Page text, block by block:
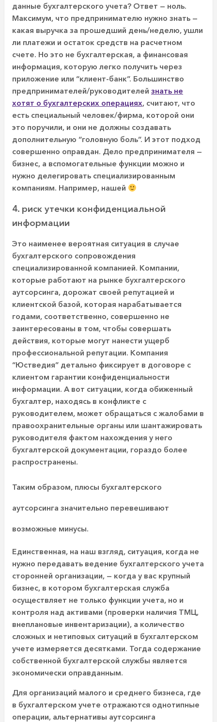
данные бухгалтерского учета? Ответ — ноль.
Максимум, что предпринимателю нужно знать —
какая выручка за прошедший день/неделю, ушли
ли платежи и остаток средств на расчетном
счете. Но это не бухгалтерская, а финансовая
информация, которую легко получить через
приложение или “клиент-банк”. Большинство
предпринимателей/руководителей знать не
хотят о бухгалтерских операциях, считают, что
есть специальный человек/фирма, которой они
это поручили, и они не должны создавать
дополнительную “головную боль”. И этот подход
совершенно оправдан. Дело предпринимателя —
бизнес, а вспомогательные функции можно и
нужно делегировать специализированным
компаниям. Например, нашей
4. риск утечки конфиденциальной
информации
Это наименее вероятная ситуация в случае
бухгалтерского сопровождения
специализированной компанией. Компании,
которые работают на рынке бухгалтерского
аутсорсинга, дорожат своей репутацией и
клиентской базой, которая нарабатывается
годами, соответственно, совершенно не
заинтересованы в том, чтобы совершать
действия, которые могут нанести ущерб
профессиональной репутации. Компания
“Юстведия” детально фиксирует в договоре с
клиентом гарантии конфиденциальности
информации. А вот ситуации, когда обиженный
бухгалтер, находясь в конфликте с
руководителем, может обращаться с жалобами в
правоохранительные органы или шантажировать
руководителя фактом нахождения у него
бухгалтерской документации, гораздо более
распространены.
Таким образом, плюсы бухгалтерского
аутсорсинга значительно перевешивают
возможные минусы.
Единственная, на наш взгляд, ситуация, когда не
нужно передавать ведение бухгалтерского учета
сторонней организации, — когда у вас крупный
бизнес, в котором бухгалтерская служба
осуществляет не только функции учета, но и
контроля над активами (проверки наличия ТМЦ,
внеплановые инвентаризации), а количество
сложных и нетиповых ситуаций в бухгалтерском
учете измеряется десятками. Тогда содержание
собственной бухгалтерской службы является
экономически оправданным.
Для организаций малого и среднего бизнеса, где
в бухгалтерском учете отражаются однотипные
операции, альтернативы аутсорсинга